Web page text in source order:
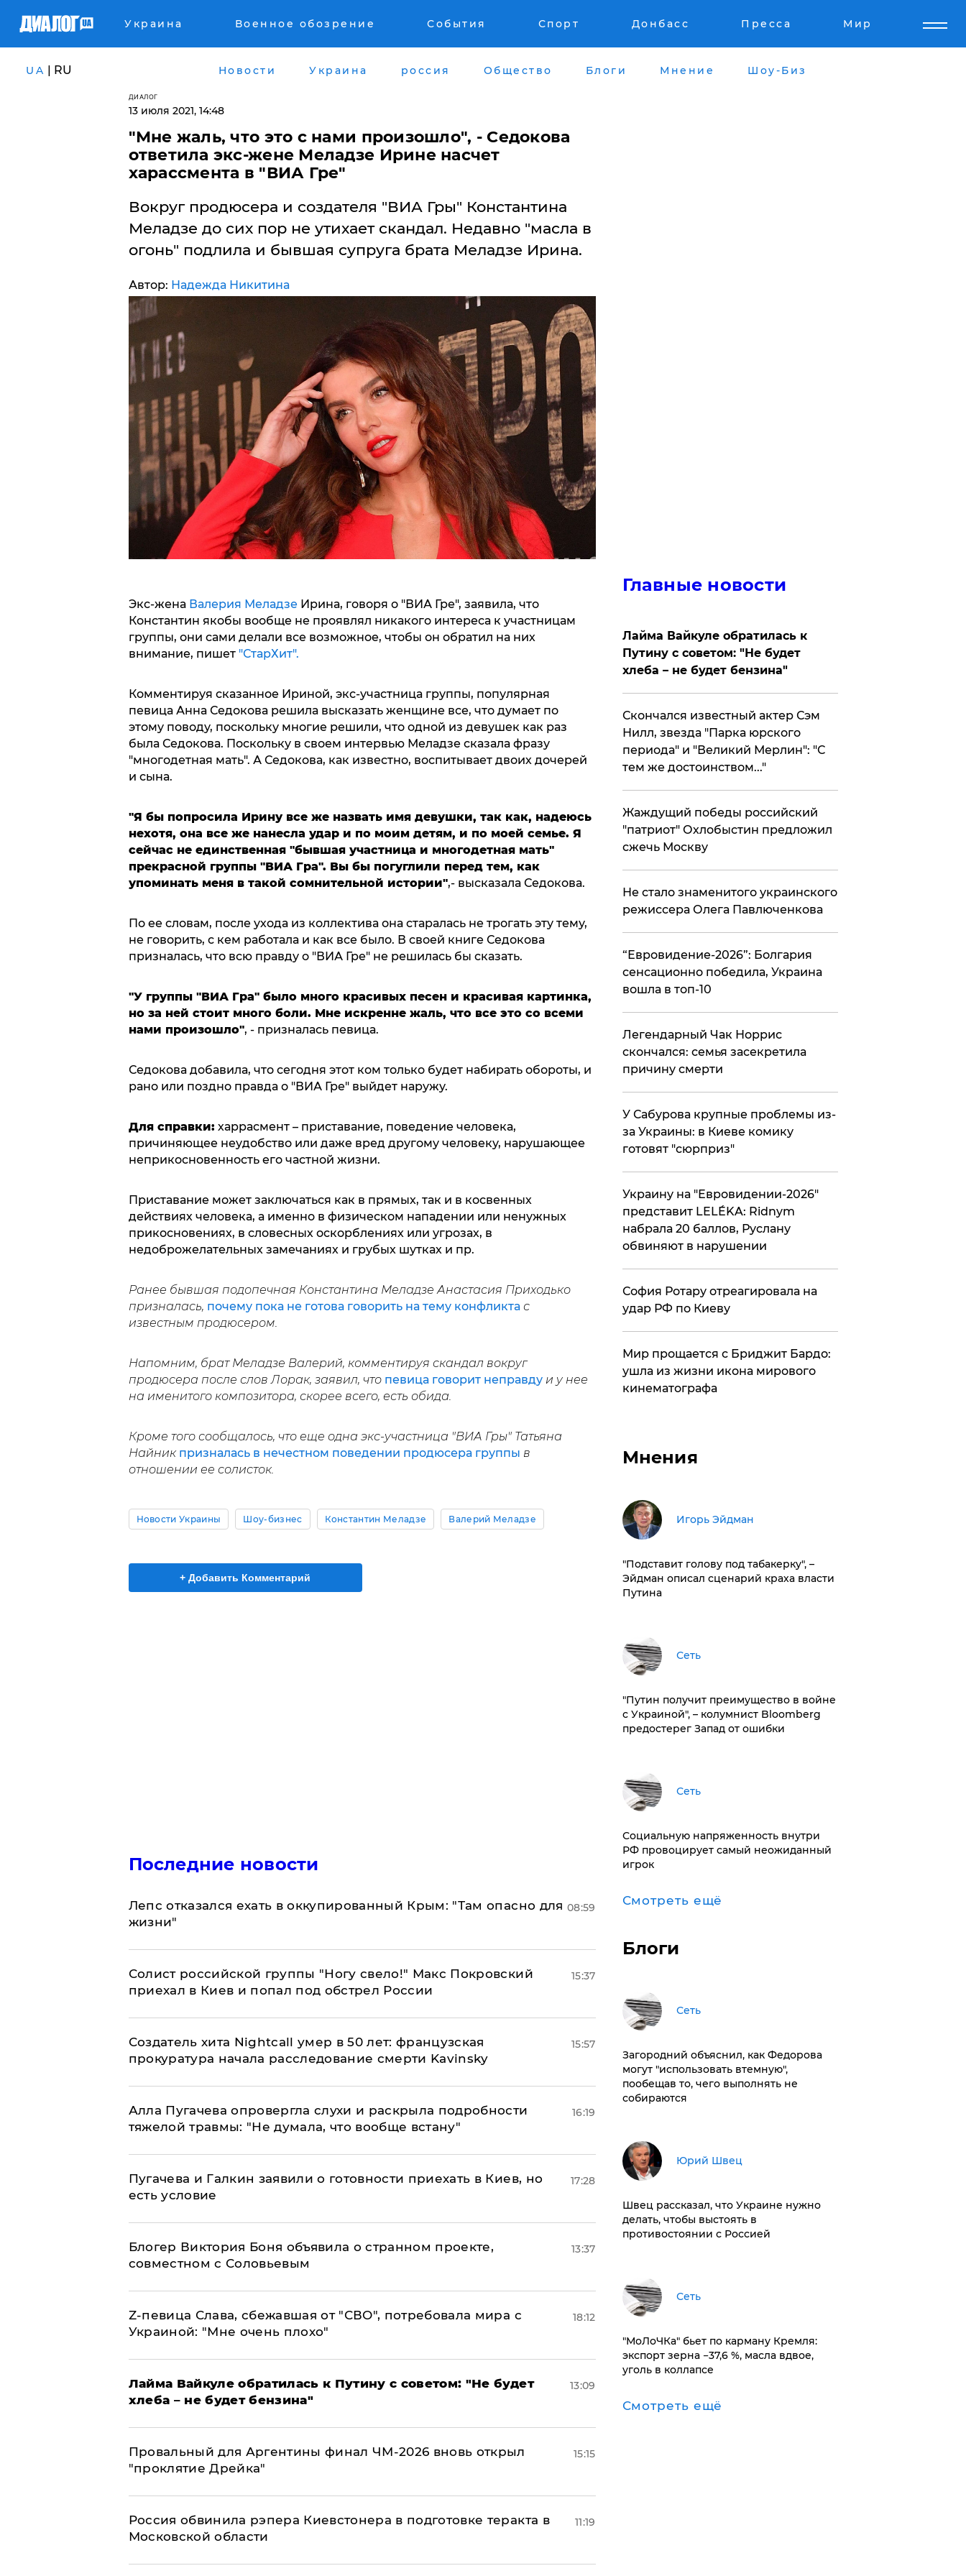
Украина Военное обозрение События Спорт Донбасс Пресса Мир
UA | RU Новости Украина россия Общество Блоги Мнение Шоу-Биз
ДИАЛОГ
13 июля 2021, 14:48
"Мне жаль, что это с нами произошло", - Седокова
ответила экс-жене Меладзе Ирине насчет
харассмента в "ВИА Гре"
Вокруг продюсера и создателя "ВИА Гры" Константина
Меладзе до сих пор не утихает скандал. Недавно "масла в
огонь" подлила и бывшая супруга брата Меладзе Ирина.
Автор: Надежда Никитина
Экс-жена Валерия МеладзеИрина, говоря о "ВИА Гре", заявила, что
Константин якобы вообще не проявлял никакого интереса к участницам
группы, они сами делали все возможное, чтобы он обратил на них
внимание, пишет "СтарХит".
Комментируя сказанное Ириной, экс-участница группы, популярная
певица Анна Седокова решила высказать женщине все, что думает по
этому поводу, поскольку многие решили, что одной из девушек как раз
была Седокова. Поскольку в своем интервью Меладзе сказала фразу
"многодетная мать". А Седокова, как известно, воспитывает двоих дочерей
и сына.
"Я бы попросила Ирину все же назвать имя девушки, так как, надеюсь
нехотя, она все же нанесла удар и по моим детям, и по моей семье. Я
сейчас не единственная "бывшая участница и многодетная мать"
прекрасной группы "ВИА Гра". Вы бы погуглили перед тем, как
упоминать меня в такой сомнительной истории",- высказала Седокова.
По ее словам, после ухода из коллектива она старалась не трогать эту тему,
не говорить, с кем работала и как все было. В своей книге Седокова
призналась, что всю правду о "ВИА Гре" не решилась бы сказать.
"У группы "ВИА Гра" было много красивых песен и красивая картинка,
но за ней стоит много боли. Мне искренне жаль, что все это со всеми
нами произошло", - призналась певица.
Седокова добавила, что сегодня этот ком только будет набирать обороты, и
рано или поздно правда о "ВИА Гре" выйдет наружу.
Для справки: харрасмент – приставание, поведение человека,
причиняющее неудобство или даже вред другому человеку, нарушающее
неприкосновенность его частной жизни.
Приставание может заключаться как в прямых, так и в косвенных
действиях человека, а именно в физическом нападении или ненужных
прикосновениях, в словесных оскорблениях или угрозах, в
недоброжелательных замечаниях и грубых шутках и пр.
Ранее бывшая подопечная Константина Меладзе Анастасия Приходько
призналась, почему пока не готова говорить на тему конфликтас
известным продюсером.
Напомним, брат Меладзе Валерий, комментируя скандал вокруг
продюсера после слов Лорак, заявил, что певица говорит неправду и у нее
на именитого композитора, скорее всего, есть обида.
Кроме того сообщалось, что еще одна экс-участница "ВИА Гры" Татьяна
Найник призналась в нечестном поведении продюсера группы в
отношении ее солисток.
Новости Украины Шоу-бизнес Константин Меладзе Валерий Меладзе
+ Добавить Комментарий
Последние новости
Лепс отказался ехать в оккупированный Крым: "Там опасно для
жизни"
08:59
Солист российской группы "Ногу свело!" Макс Покровский
приехал в Киев и попал под обстрел России
15:37
Создатель хита Nightcall умер в 50 лет: французская
прокуратура начала расследование смерти Kavinsky
15:57
Алла Пугачева опровергла слухи и раскрыла подробности
тяжелой травмы: "Не думала, что вообще встану"
16:19
Пугачева и Галкин заявили о готовности приехать в Киев, но
есть условие
17:28
Блогер Виктория Боня объявила о странном проекте,
совместном с Соловьевым
13:37
Z-певица Слава, сбежавшая от "СВО", потребовала мира с
Украиной: "Мне очень плохо"
18:12
Лайма Вайкуле обратилась к Путину с советом: "Не будет
хлеба – не будет бензина"
13:09
Провальный для Аргентины финал ЧМ-2026 вновь открыл
"проклятие Дрейка"
15:15
Россия обвинила рэпера Киевстонера в подготовке теракта в
Московской области
11:19
Главные новости
Лайма Вайкуле обратилась к
Путину с советом: "Не будет
хлеба – не будет бензина"
Скончался известный актер Сэм
Нилл, звезда "Парка юрского
периода" и "Великий Мерлин": "С
тем же достоинством..."
Жаждущий победы российский
"патриот" Охлобыстин предложил
сжечь Москву
Не стало знаменитого украинского
режиссера Олега Павлюченкова
​“Евровидение-2026”: Болгария
сенсационно победила, Украина
вошла в топ-10
​Легендарный Чак Норрис
скончался: семья засекретила
причину смерти
У Сабурова крупные проблемы из-
за Украины: в Киеве комику
готовят "сюрприз"
Украину на "Евровидении-2026"
представит LELÉKA: Ridnym
набрала 20 баллов, Руслану
обвиняют в нарушении
София Ротару отреагировала на
удар РФ по Киеву
Мир прощается с Бриджит Бардо:
ушла из жизни икона мирового
кинематографа
Мнения
Игорь Эйдман
​"Подставит голову под табакерку", –
Эйдман описал сценарий краха власти
Путина
Сеть
"Путин получит преимущество в войне
с Украиной", – колумнист Bloomberg
предостерег Запад от ошибки
Сеть
Социальную напряженность внутри
РФ провоцирует самый неожиданный
игрок
Смотреть ещё
Блоги
Сеть
Загородний объяснил, как Федорова
могут "использовать втемную",
пообещав то, чего выполнять не
собираются
Юрий Швец
Швец рассказал, что Украине нужно
делать, чтобы выстоять в
противостоянии с Россией
Сеть
​"МоЛоЧКа" бьет по карману Кремля:
экспорт зерна −37,6 %, масла вдвое,
уголь в коллапсе
Смотреть ещё